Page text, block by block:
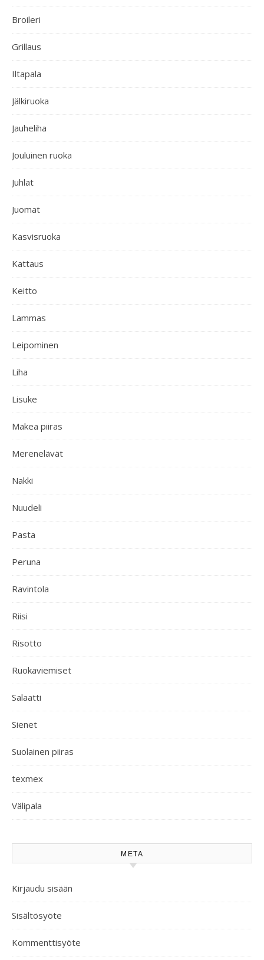
Broileri
Grillaus
Iltapala
Jälkiruoka
Jauheliha
Jouluinen ruoka
Juhlat
Juomat
Kasvisruoka
Kattaus
Keitto
Lammas
Leipominen
Liha
Lisuke
Makea piiras
Merenelävät
Nakki
Nuudeli
Pasta
Peruna
Ravintola
Riisi
Risotto
Ruokaviemiset
Salaatti
Sienet
Suolainen piiras
texmex
Välipala
META
Kirjaudu sisään
Sisältösyöte
Kommenttisyöte